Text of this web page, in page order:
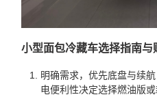
小型面包冷藏车选择指南与
明确需求，优先底盘与续
电便利性决定选择燃油版